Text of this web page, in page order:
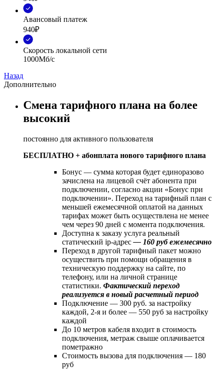
Авансовый платеж
940₽
Скорость локальной сети
1000Мб/с
Назад
Дополнительно
Смена тарифного плана на более
высокий
постоянно для активного пользователя
БЕСПЛАТНО + абонплата нового тарифного плана
Бонус — сумма которая будет единоразово
зачислена на лицевой счёт абонента при
подключении, согласно акции «Бонус при
подключении». Переход на тарифный план с
меньшей ежемесячной оплатой на данных
тарифах может быть осуществлена не менее
чем через 90 дней с момента подключения.
Доступна к заказу услуга реальный
статический ip-адрес— 160 руб ежемесячно
Переход в другой тарифный пакет можно
осуществить при помощи обращения в
техническую поддержку на сайте, по
телефону, или на личной странице
статистики. Фактический переход
реализуется в новый расчетный период
Подключение — 300 руб. за настройку
каждой, 2-я и более — 550 руб за настройку
каждой
До 10 метров кабеля входит в стоимость
подключения, метраж свыше оплачивается
пометражно
Стоимость вызова для подключения — 180
руб